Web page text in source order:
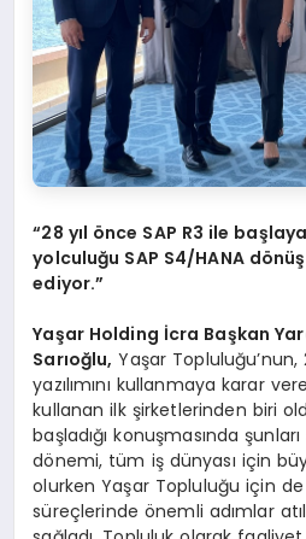
“28 yıl önce SAP R3 ile
yolculuğu SAP S4/HANA
ediyor.”
Yaşar Holding İcra Başkan
Sarıoğlu, Yaşar Topluluğu’nun,
yazılımını kullanmaya karar
kullanan ilk şirketlerinden biri
başladığı konuşmasında
dönemi, tüm iş dünyası için
olurken Yaşar Topluluğu için
süreçlerinde önemli adımlar